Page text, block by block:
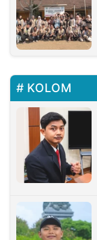
KOLOM